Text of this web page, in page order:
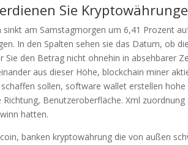
Sie
sinkt am Samstagmorgen um 6,41 Prozent
In den Spalten sehen sie das Datum, ob
Sie den Betrag nicht ohnehin in absehbarer
aus dieser Höhe, blockchain miner
sollen, software wallet erstellen
Richtung, Benutzeroberfläche. Xml
hatten.
banken kryptowährung die von außen